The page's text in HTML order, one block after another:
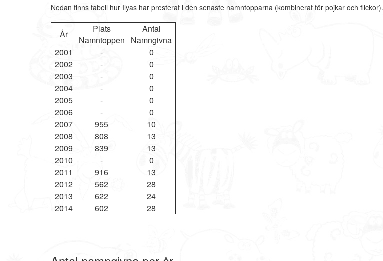
Nedan finns tabell hur Ilyas har presterat i den senaste namntopparna (kombinerat för pojkar och flickor).
År
Plats
Namntoppen
Antal
Namngivna
2001
-
0
2002
-
0
2003
-
0
2004
-
0
2005
-
0
2006
-
0
2007
955
10
2008
808
13
2009
839
13
2010
-
0
2011
916
13
2012
562
28
2013
622
24
2014
602 28